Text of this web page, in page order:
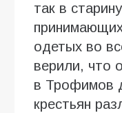
так в
одетых во
верили, что
в Трофимов
крестьян